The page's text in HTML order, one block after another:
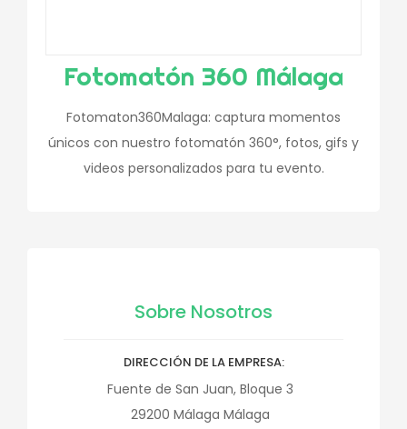
Fotomatón 360 Málaga
Fotomaton360Malaga: captura momentos
únicos con nuestro fotomatón 360°, fotos, gifs y
videos personalizados para tu evento.
Sobre Nosotros
DIRECCIÓN DE LA EMPRESA
Fuente de San Juan, Bloque 3
29200 Málaga Málaga